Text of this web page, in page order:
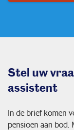
Stel uw
assistent
In de brief komen
pensioen aan bod.